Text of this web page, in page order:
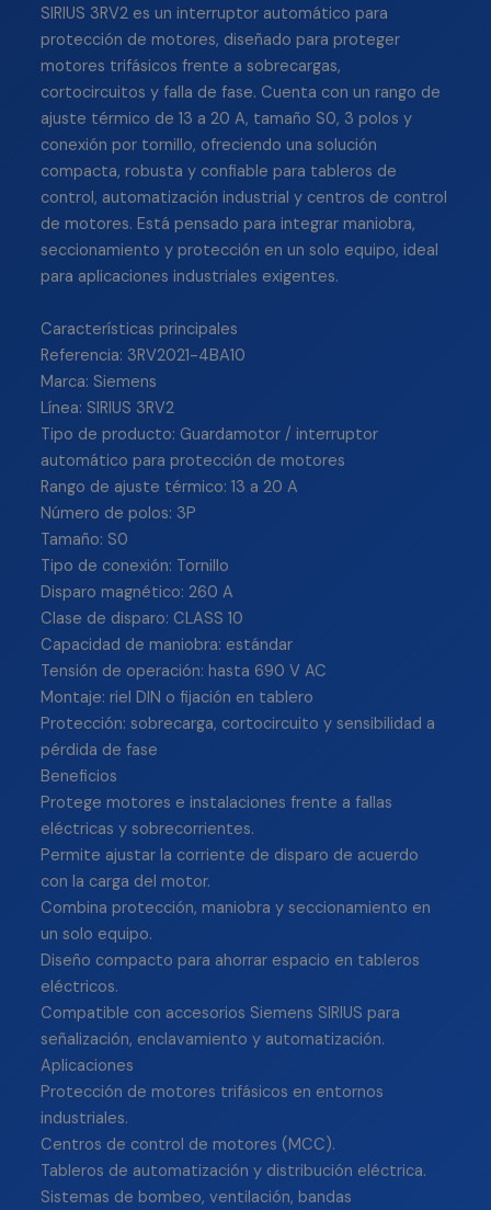
SIRIUS 3RV2 es un interruptor automático para
protección de motores, diseñado para proteger
motores trifásicos frente a sobrecargas,
cortocircuitos y falla de fase. Cuenta con un rango de
ajuste térmico de 13 a 20 A, tamaño S0, 3 polos y
conexión por tornillo, ofreciendo una solución
compacta, robusta y confiable para tableros de
control, automatización industrial y centros de control
de motores. Está pensado para integrar maniobra,
seccionamiento y protección en un solo equipo, ideal
para aplicaciones industriales exigentes.
Características principales
Referencia: 3RV2021-4BA10
Marca: Siemens
Línea: SIRIUS 3RV2
Tipo de producto: Guardamotor / interruptor
automático para protección de motores
Rango de ajuste térmico: 13 a 20 A
Número de polos: 3P
Tamaño: S0
Tipo de conexión: Tornillo
Disparo magnético: 260 A
Clase de disparo: CLASS 10
Capacidad de maniobra: estándar
Tensión de operación: hasta 690 V AC
Montaje: riel DIN o fijación en tablero
Protección: sobrecarga, cortocircuito y sensibilidad a
pérdida de fase
Beneficios
Protege motores e instalaciones frente a fallas
eléctricas y sobrecorrientes.
Permite ajustar la corriente de disparo de acuerdo
con la carga del motor.
Combina protección, maniobra y seccionamiento en
un solo equipo.
Diseño compacto para ahorrar espacio en tableros
eléctricos.
Compatible con accesorios Siemens SIRIUS para
señalización, enclavamiento y automatización.
Aplicaciones
Protección de motores trifásicos en entornos
industriales.
Centros de control de motores (MCC).
Tableros de automatización y distribución eléctrica.
Sistemas de bombeo, ventilación, bandas